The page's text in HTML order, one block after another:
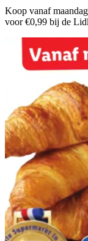
Koop vanaf
voor €0,99 bij de Lidl